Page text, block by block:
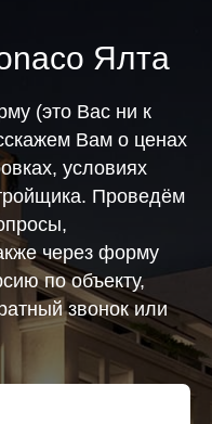
Ялта
(это Вас ни к
Вам о ценах
условиях
Проведём
через форму
по объекту,
звонок или